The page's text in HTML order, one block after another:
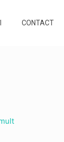
CONTACT